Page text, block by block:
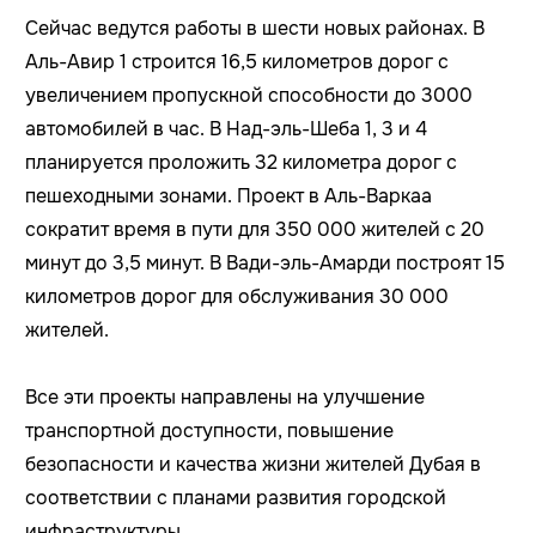
Сейчас ведутся работы в шести новых районах. В
Аль-Авир 1 строится 16,5 километров дорог с
увеличением пропускной способности до 3000
автомобилей в час. В Над-эль-Шеба 1, 3 и 4
планируется проложить 32 километра дорог с
пешеходными зонами. Проект в Аль-Варкаа
сократит время в пути для 350 000 жителей с 20
минут до 3,5 минут. В Вади-эль-Амарди построят 15
километров дорог для обслуживания 30 000
жителей.
Все эти проекты направлены на улучшение
транспортной доступности, повышение
безопасности и качества жизни жителей Дубая в
соответствии с планами развития городской